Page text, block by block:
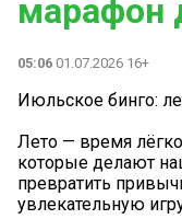
марафон
05:06 01.07.2026 16+
Июльское бинго:
Лето — время
которые делают
превратить
увлекательную